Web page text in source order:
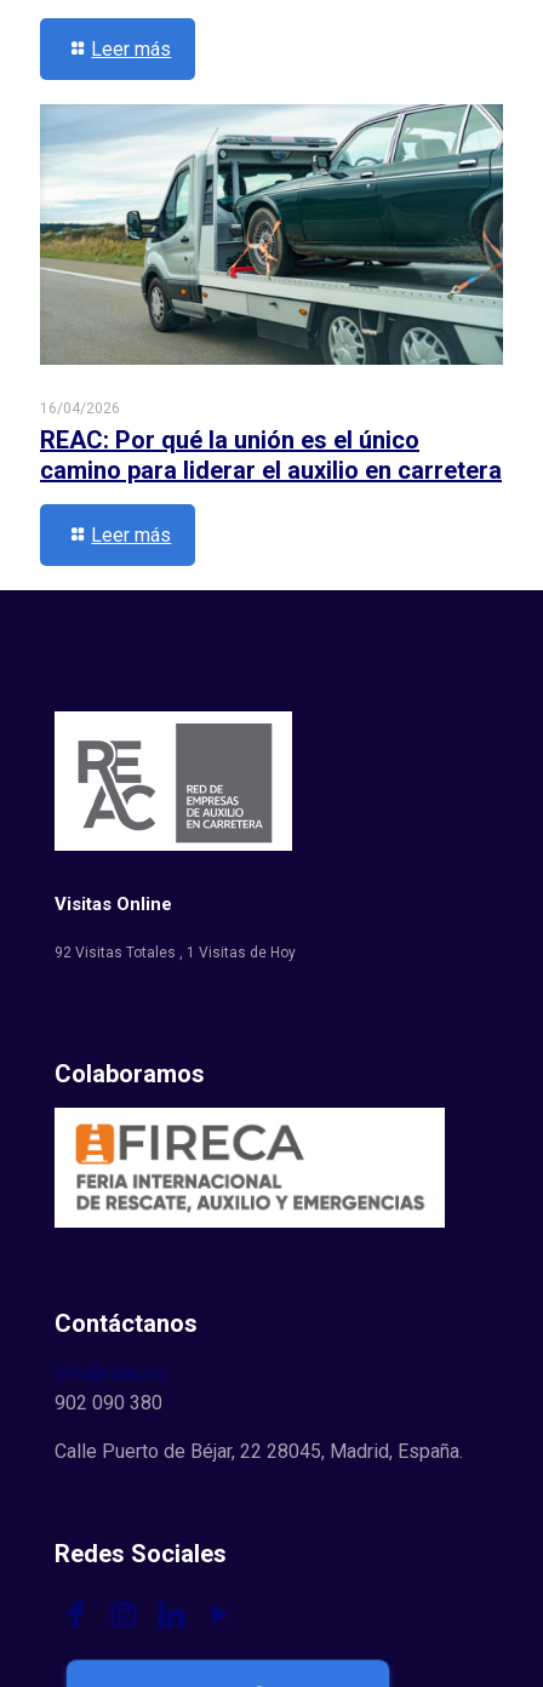
Leer más
16/04/2026
REAC: Por qué la unión es el único
camino para liderar el auxilio en carretera
Leer más
Visitas Online
92 Visitas Totales , 1 Visitas de Hoy
Colaboramos
Contáctanos
info@reac.es
902 090 380
Calle Puerto de Béjar, 22 28045, Madrid, España.
Redes Sociales